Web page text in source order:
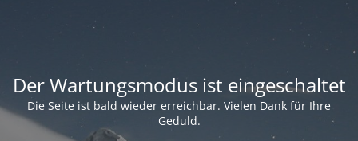
Der Wartungsmodus ist eingeschaltet
Die Seite ist bald wieder erreichbar. Vielen Dank für Ihre
Geduld.